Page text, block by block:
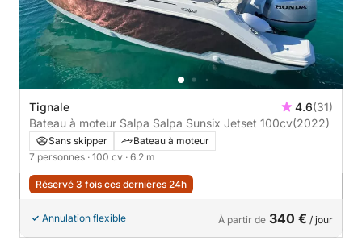
Tignale 4.6(31)
Bateau à moteur Salpa Salpa Sunsix Jetset 100cv(2022)
Sans skipper
Bateau à moteur
7 personnes · 100 cv · 6.2 m
Réservé 3 fois ces dernières 24h
Annulation flexible À partir de 340 € / jour